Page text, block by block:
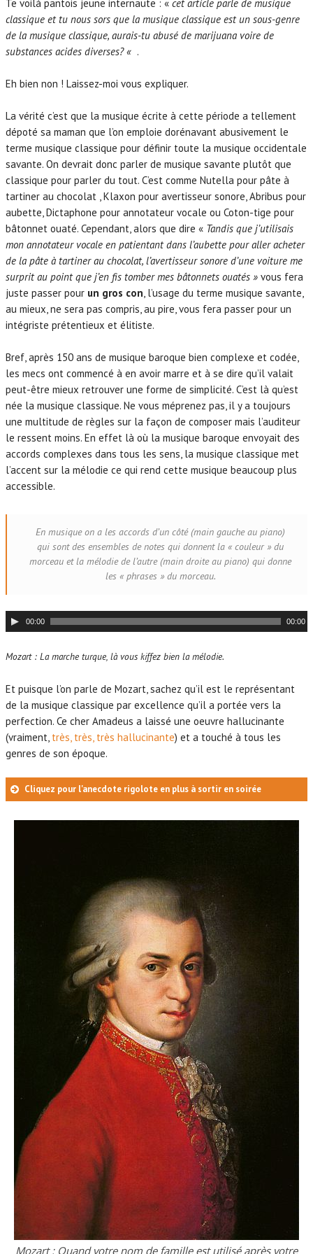
fait toujours son petit effet.
Suite pour Orchestre n°3 Sarabande de BachChiale putain
chiale.
Te voilà pantois jeune internaute : « cet article parle de musique
classique et tu nous sors que la musique classique est un sous-genre
de la musique classique, aurais-tu abusé de marijuana voire de
substances acides diverses? « .
Eh bien non ! Laissez-moi vous expliquer.
La vérité c’est que la musique écrite à cette période a tellement
dépoté sa maman que l’on emploie dorénavant abusivement le
terme musique classique pour définir toute la musique occidentale
savante. On devrait donc parler de musique savante plutôt que
classique pour parler du tout. C’est comme Nutella pour pâte à
tartiner au chocolat , Klaxon pour avertisseur sonore, Abribus pour
aubette, Dictaphone pour annotateur vocale ou Coton-tige pour
bâtonnet ouaté. Cependant, alors que dire « Tandis que j’utilisais
mon annotateur vocale en patientant dans l’aubette pour aller acheter
de la pâte à tartiner au chocolat, l’avertisseur sonore d’une voiture me
surprit au point que j’en fis tomber mes bâtonnets ouatés » vous fera
juste passer pour un gros con, l’usage du terme musique savante,
au mieux, ne sera pas compris, au pire, vous fera passer pour un
intégriste prétentieux et élitiste.
Bref, après 150 ans de musique baroque bien complexe et codée,
les mecs ont commencé à en avoir marre et à se dire qu’il valait
peut-être mieux retrouver une forme de simplicité. C’est là qu’est
née la musique classique. Ne vous méprenez pas, il y a toujours
une multitude de règles sur la façon de composer mais l’auditeur
le ressent moins. En effet là où la musique baroque envoyait des
accords complexes dans tous les sens, la musique classique met
l’accent sur la mélodie ce qui rend cette musique beaucoup plus
accessible.
En musique on a les accords d’un côté (main gauche au piano)
qui sont des ensembles de notes qui donnent la « couleur » du
morceau et la mélodie de l’autre (main droite au piano) qui donne
les « phrases » du morceau.
e
c
e
u
a
u
i
00:00 00:00
Mozart : La marche turque, là vous kiffez bien la mélodie.
Et puisque l’on parle de Mozart, sachez qu’il est le représentant
de la musique classique par excellence qu’il a portée vers la
perfection. Ce cher Amadeus a laissé une oeuvre hallucinante
(vraiment, très, très, très hallucinante) et a touché à tous les
genres de son époque.
Cliquez pour l'anecdote rigolote en plus à sortir en soirée
Mozart : Quand votre nom de famille est utilisé après votre